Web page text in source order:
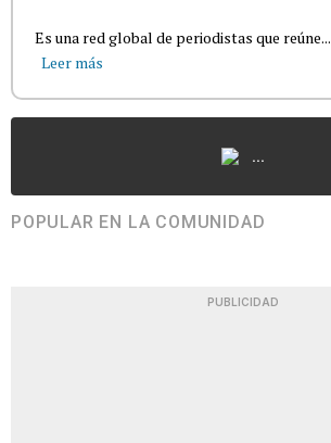
Es una red global de periodistas que reúne...
Leer más
...
POPULAR EN LA COMUNIDAD
PUBLICIDAD